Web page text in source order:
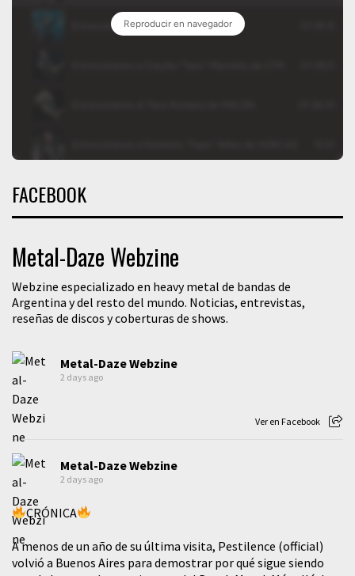
FACEBOOK
Metal-Daze Webzine
Webzine especializado en heavy metal de bandas de
Argentina y del resto del mundo. Noticias, entrevistas,
reseñas de discos y coberturas de shows.
Metal-Daze Webzine
2 days ago
Ver en Facebook
Metal-Daze Webzine
2 days ago
CRÓNICA
A menos de un año de su última visita, Pestilence (official)
volvió a Buenos Aires para demostrar por qué sigue siendo